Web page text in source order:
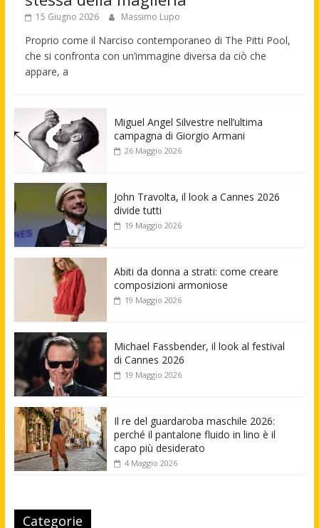
15 Giugno 2026 Massimo Lupo
Proprio come il Narciso contemporaneo di The Pitti Pool,
che si confronta con un’immagine diversa da ciò che
appare, a
Miguel Angel Silvestre nell’ultima
campagna di Giorgio Armani
26 Maggio 2026
John Travolta, il look a Cannes 2026
divide tutti
19 Maggio 2026
Abiti da donna a strati: come creare
composizioni armoniose
19 Maggio 2026
Michael Fassbender, il look al festival
di Cannes 2026
19 Maggio 2026
Il re del guardaroba maschile 2026:
perché il pantalone fluido in lino è il
capo più desiderato
4 Maggio 2026
Categorie